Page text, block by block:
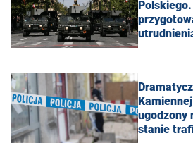
ugodzony
stanie